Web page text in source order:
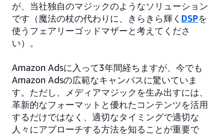
が、当社独自のマジックのようなソリューション
です（魔法の杖の代わりに、きらきら輝く DSPを
使うフェアリーゴッドマザーと考えてくださ
い）。
Amazon Adsに入って3年間経ちますが、今でも
Amazon Adsの広範なキャンバスに驚いていま
す。ただし、メディアマジックを生み出すには、
革新的なフォーマットと優れたコンテンツを活用
するだけではなく、適切なタイミングで適切な
人々にアプローチする方法を知ることが重要で